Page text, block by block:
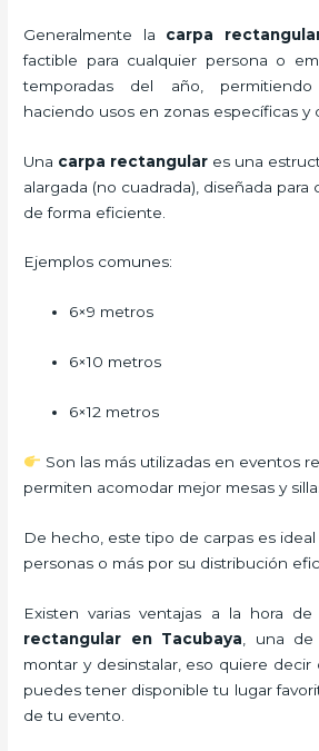
Generalmente la carpa
factible para cualquier persona o
temporadas del año,
haciendo usos en zonas específicas y
Una carpa rectangular es una
alargada (no cuadrada), diseñada para
de forma eficiente.
Ejemplos comunes:
6×9 metros
6×10 metros
6×12 metros
Son las más utilizadas en eventos
permiten acomodar mejor mesas y
De hecho, este tipo de carpas es
personas o más por su distribución
Existen varias ventajas a la hora
rectangular en Tacubaya , una
montar y desinstalar, eso quiere
puedes tener disponible tu lugar
de tu evento.